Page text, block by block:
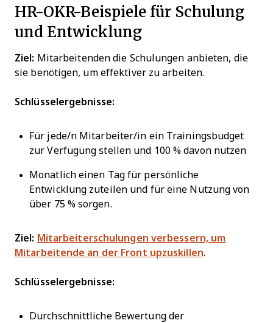
HR-OKR-Beispiele für Schulung
und Entwicklung
Ziel: Mitarbeitenden die Schulungen anbieten, die
sie benötigen, um effektiver zu arbeiten.
Schlüsselergebnisse:
Für jede/n Mitarbeiter/in ein Trainingsbudget
zur Verfügung stellen und 100 % davon nutzen
Monatlich einen Tag für persönliche
Entwicklung zuteilen und für eine Nutzung von
über 75 % sorgen.
Ziel: Mitarbeiterschulungen verbessern, um
Mitarbeitende an der Front upzuskillen.
Schlüsselergebnisse:
Durchschnittliche Bewertung der